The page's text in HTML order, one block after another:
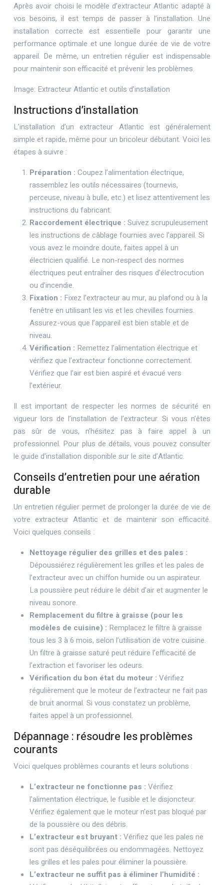
Après avoir choisi le modèle d’extracteur Atlantic adapté à
vos besoins, il est temps de passer à l’installation. Une
installation correcte est essentielle pour garantir une
performance optimale et une longue durée de vie de votre
appareil. De même, un entretien régulier est indispensable
pour maintenir son efficacité et prévenir les problèmes.
Image: Extracteur Atlantic et outils d’installation
Instructions d’installation
L’installation d’un extracteur Atlantic est généralement
simple et rapide, même pour un bricoleur débutant. Voici les
étapes à suivre :
Préparation : Coupez l’alimentation électrique,
rassemblez les outils nécessaires (tournevis,
perceuse, niveau à bulle, etc.) et lisez attentivement les
instructions du fabricant.
Raccordement électrique : Suivez scrupuleusement
les instructions de câblage fournies avec l’appareil. Si
vous avez le moindre doute, faites appel à un
électricien qualifié. Le non-respect des normes
électriques peut entraîner des risques d’électrocution
ou d’incendie.
Fixation : Fixez l’extracteur au mur, au plafond ou à la
fenêtre en utilisant les vis et les chevilles fournies.
Assurez-vous que l’appareil est bien stable et de
niveau.
Vérification : Remettez l’alimentation électrique et
vérifiez que l’extracteur fonctionne correctement.
Vérifiez que l’air est bien aspiré et évacué vers
l’extérieur.
Il est important de respecter les normes de sécurité en
vigueur lors de l’installation de l’extracteur. Si vous n’êtes
pas sûr de vous, n’hésitez pas à faire appel à un
professionnel. Pour plus de détails, vous pouvez consulter
le guide d’installation disponible sur le site d’Atlantic.
Conseils d’entretien pour une aération
durable
Un entretien régulier permet de prolonger la durée de vie de
votre extracteur Atlantic et de maintenir son efficacité.
Voici quelques conseils :
Nettoyage régulier des grilles et des pales :
Dépoussiérez régulièrement les grilles et les pales de
l’extracteur avec un chiffon humide ou un aspirateur.
La poussière peut réduire le débit d’air et augmenter le
niveau sonore.
Remplacement du filtre à graisse (pour les
modèles de cuisine) : Remplacez le filtre à graisse
tous les 3 à 6 mois, selon l’utilisation de votre cuisine.
Un filtre à graisse saturé peut réduire l’efficacité de
l’extraction et favoriser les odeurs.
Vérification du bon état du moteur : Vérifiez
régulièrement que le moteur de l’extracteur ne fait pas
de bruit anormal. Si vous constatez un problème,
faites appel à un professionnel.
Dépannage : résoudre les problèmes
courants
Voici quelques problèmes courants et leurs solutions :
L’extracteur ne fonctionne pas : Vérifiez
l’alimentation électrique, le fusible et le disjoncteur.
Vérifiez également que le moteur n’est pas bloqué par
de la poussière ou des débris.
L’extracteur est bruyant : Vérifiez que les pales ne
sont pas déséquilibrées ou endommagées. Nettoyez
les grilles et les pales pour éliminer la poussière.
L’extracteur ne suffit pas à éliminer l’humidité :